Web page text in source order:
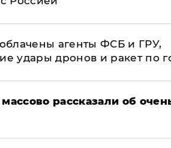
агенты ФСБ и ГРУ,
удары дронов и ракет по
рассказали об